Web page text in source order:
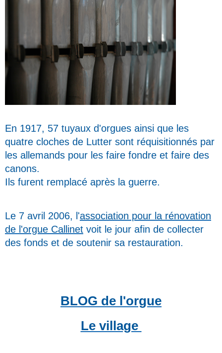
En 1917, 57 tuyaux d'orgues ainsi que les
quatre cloches de Lutter sont réquisitionnés par
les allemands pour les faire fondre et faire des
canons.
Ils furent remplacé après la guerre.
Le 7 avril 2006, l'association pour la rénovation
de l'orgue Callinet voit le jour afin de collecter
des fonds et de soutenir sa restauration.
BLOG de l'orgue
Le village